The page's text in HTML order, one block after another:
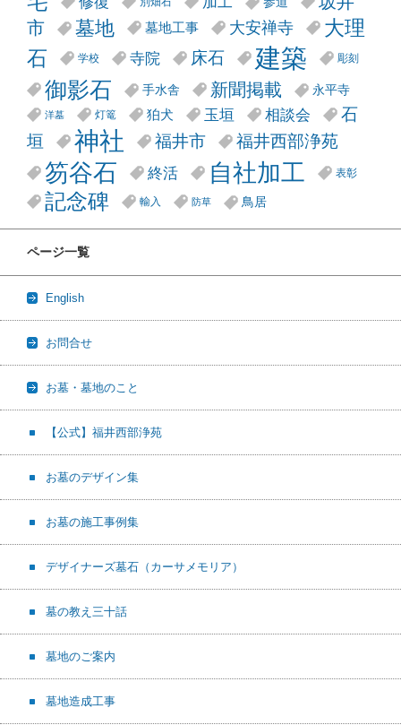
市
墓地 墓地工事 大安禅寺
大理
石
学校 寺院 床石 建築 彫刻
御影石 手水舎 新聞掲載 永平寺
洋墓 灯篭 狛犬 玉垣 相談会
石
垣
神社 福井市 福井西部浄苑
笏谷石 終活 自社加工 表彰
記念碑 輸入 防草 鳥居
ページ一覧
English
お問合せ
お墓・墓地のこと
【公式】福井西部浄苑
お墓のデザイン集
お墓の施工事例集
デザイナーズ墓石（カーサメモリア）
墓の教え三十話
墓地のご案内
墓地造成工事